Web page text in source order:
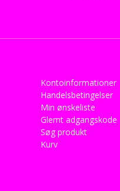
Kontoinformationer
Handelsbetingelser
Min ønskeliste
Glemt adgangskode
Søg produkt
Kurv